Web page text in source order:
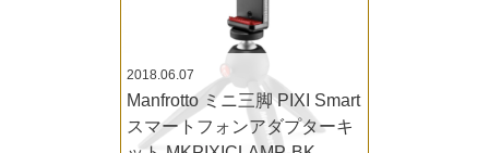
2018.06.07
Manfrotto ミニ三脚 PIXI Smart
スマートフォンアダプターキ